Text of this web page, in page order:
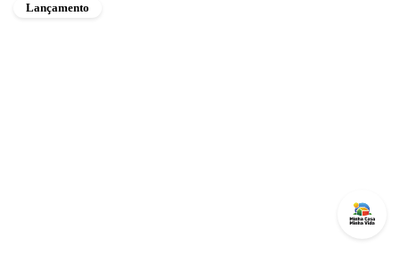
Lançamento